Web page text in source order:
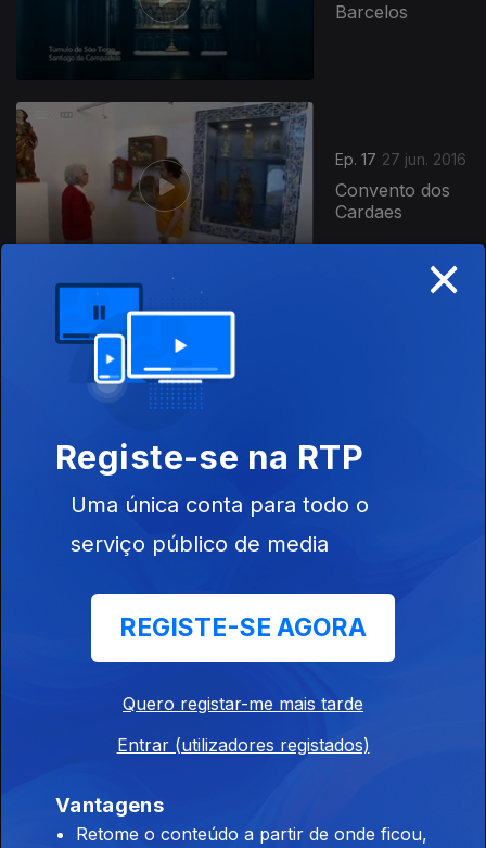
Barcelos
Ep. 17 27 jun. 2016
Convento dos
Cardaes
abril
Ep. 20
×
Registe-se na RTP
Uma única conta para todo o
serviço público de media
REGISTE-SE AGORA
Quero registar-me mais tarde
Entrar (utilizadores registados)
Vantagens
Retome o conteúdo a partir de onde ficou,